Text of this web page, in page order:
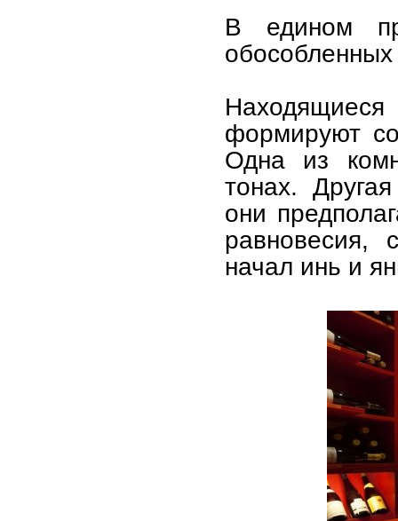
В едином
формируют
Одна из
тонах.
они
равновесия,
начал инь и